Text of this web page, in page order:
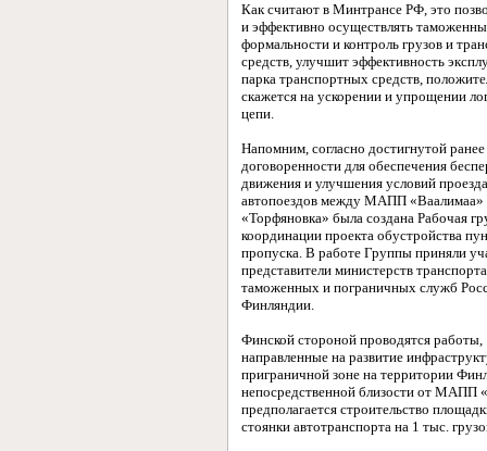
Как считают в Минтрансе РФ, это
и эффективно осуществлять
формальности и контроль грузов и
средств, улучшит эффективность
парка транспортных средств,
скажется на ускорении и упрощении
цепи.
Напомним, согласно достигнутой ранее
договоренности для обеспечения
движения и улучшения условий проезда
автопоездов между МАПП «Ваалимаа»
«Торфяновка» была создана Рабочая
координации проекта обустройства
пропуска. В работе Группы приняли
представители министерств
таможенных и пограничных служб
Финляндии.
Финской стороной проводятся работы,
направленные на развитие
приграничной зоне на территории
непосредственной близости от МАПП
предполагается строительство
стоянки автотранспорта на 1 тыс.